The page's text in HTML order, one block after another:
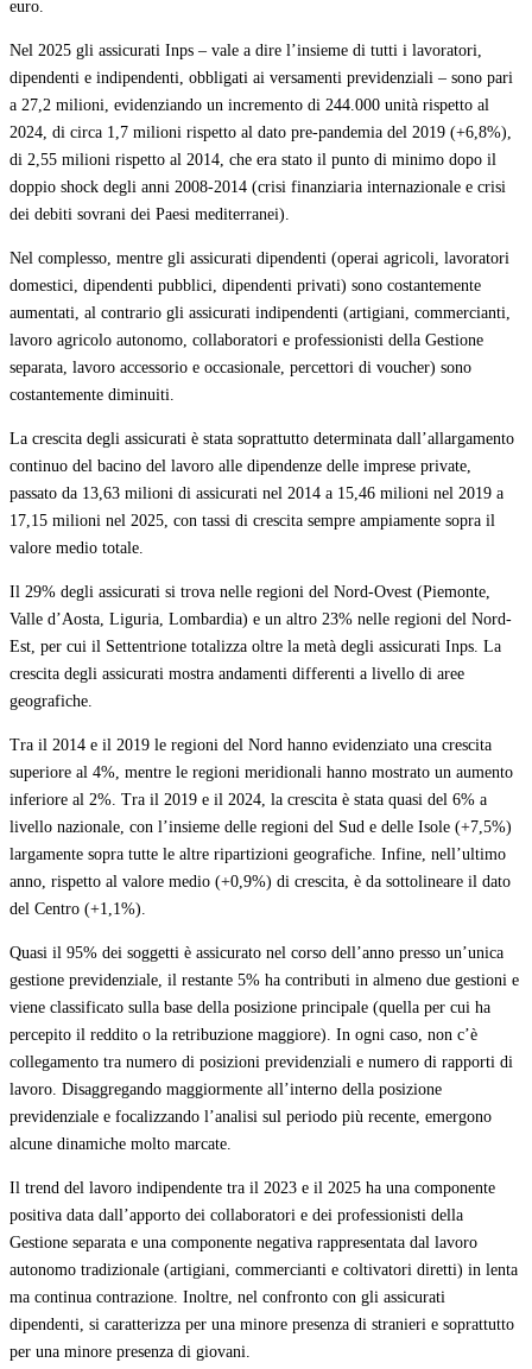
euro.
Nel 2025 gli assicurati Inps – vale a dire l’insieme di tutti i lavoratori,
dipendenti e indipendenti, obbligati ai versamenti previdenziali – sono pari
a 27,2 milioni, evidenziando un incremento di 244.000 unità rispetto al
2024, di circa 1,7 milioni rispetto al dato pre-pandemia del 2019 (+6,8%),
di 2,55 milioni rispetto al 2014, che era stato il punto di minimo dopo il
doppio shock degli anni 2008-2014 (crisi finanziaria internazionale e crisi
dei debiti sovrani dei Paesi mediterranei).
Nel complesso, mentre gli assicurati dipendenti (operai agricoli, lavoratori
domestici, dipendenti pubblici, dipendenti privati) sono costantemente
aumentati, al contrario gli assicurati indipendenti (artigiani, commercianti,
lavoro agricolo autonomo, collaboratori e professionisti della Gestione
separata, lavoro accessorio e occasionale, percettori di voucher) sono
costantemente diminuiti.
La crescita degli assicurati è stata soprattutto determinata dall’allargamento
continuo del bacino del lavoro alle dipendenze delle imprese private,
passato da 13,63 milioni di assicurati nel 2014 a 15,46 milioni nel 2019 a
17,15 milioni nel 2025, con tassi di crescita sempre ampiamente sopra il
valore medio totale.
Il 29% degli assicurati si trova nelle regioni del Nord-Ovest (Piemonte,
Valle d’Aosta, Liguria, Lombardia) e un altro 23% nelle regioni del Nord-
Est, per cui il Settentrione totalizza oltre la metà degli assicurati Inps. La
crescita degli assicurati mostra andamenti differenti a livello di aree
geografiche.
Tra il 2014 e il 2019 le regioni del Nord hanno evidenziato una crescita
superiore al 4%, mentre le regioni meridionali hanno mostrato un aumento
inferiore al 2%. Tra il 2019 e il 2024, la crescita è stata quasi del 6% a
livello nazionale, con l’insieme delle regioni del Sud e delle Isole (+7,5%)
largamente sopra tutte le altre ripartizioni geografiche. Infine, nell’ultimo
anno, rispetto al valore medio (+0,9%) di crescita, è da sottolineare il dato
del Centro (+1,1%).
Quasi il 95% dei soggetti è assicurato nel corso dell’anno presso un’unica
gestione previdenziale, il restante 5% ha contributi in almeno due gestioni e
viene classificato sulla base della posizione principale (quella per cui ha
percepito il reddito o la retribuzione maggiore). In ogni caso, non c’è
collegamento tra numero di posizioni previdenziali e numero di rapporti di
lavoro. Disaggregando maggiormente all’interno della posizione
previdenziale e focalizzando l’analisi sul periodo più recente, emergono
alcune dinamiche molto marcate.
Il trend del lavoro indipendente tra il 2023 e il 2025 ha una componente
positiva data dall’apporto dei collaboratori e dei professionisti della
Gestione separata e una componente negativa rappresentata dal lavoro
autonomo tradizionale (artigiani, commercianti e coltivatori diretti) in lenta
ma continua contrazione. Inoltre, nel confronto con gli assicurati
dipendenti, si caratterizza per una minore presenza di stranieri e soprattutto
per una minore presenza di giovani.